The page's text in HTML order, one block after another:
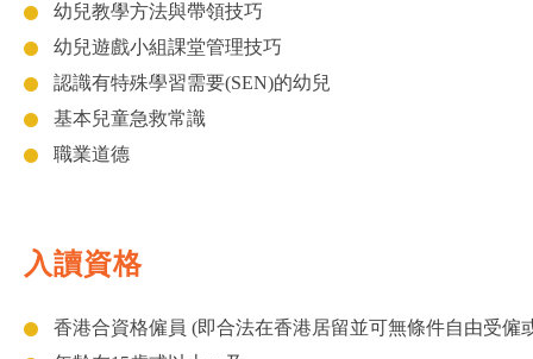
幼兒教學方法與帶領技巧
幼兒遊戲小組課堂管理技巧
認識有特殊學習需要(SEN)的幼兒
基本兒童急救常識
職業道德
入讀資格
香港合資格僱員 (即合法在香港居留並可無條件自由受